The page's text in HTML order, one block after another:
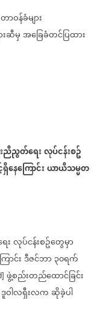
န်ခံများ
းဆီမှအခြေခံတင်ပြထား
ညီညွတ်ရေးလုပ်ငန်းစဥ်
ေကြောင်းယာယီသမ္မတ
းလုပ်ငန်းစဥ်တွေမှာ
ာင်းဒီဇင်ဘာ၃၀ရက်
ဖွဲ့စည်းတည်ထောင်ခြင်း
ဒူဝါလရှီးလကဆိုခဲ့ပါ